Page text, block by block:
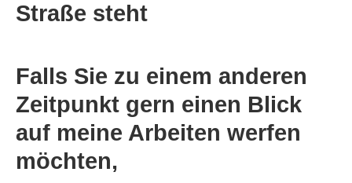
Straße steht
Falls Sie zu einem anderen
Zeitpunkt gern einen Blick
auf meine Arbeiten werfen
möchten,